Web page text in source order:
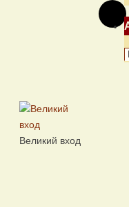
Великий вход